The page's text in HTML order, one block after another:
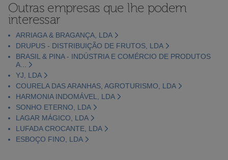
Outras empresas que lhe podem
interessar
ARRIAGA & BRAGANÇA, LDA
DRUPUS - DISTRIBUIÇÃO DE FRUTOS, LDA
BRASIL & PINA - INDÚSTRIA E COMÉRCIO DE PRODUTOS
A...
YJ, LDA
COURELA DAS ARANHAS, AGROTURISMO, LDA
HARMONIA INDOMÁVEL, LDA
SONHO ETERNO, LDA
LAGAR MÁGICO, LDA
LUFADA CROCANTE, LDA
ESBOÇO FINO, LDA